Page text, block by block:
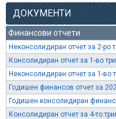
ДОКУМЕНТИ
Финансови отчети
Неконсолидиран отчет за 2-ро
Консолидиран отчет за 1-во
Неконсолидиран отчет за 1-во
Годишен финансов отчет за
Годишен консолидиран
Консолидиран отчет за 4-то